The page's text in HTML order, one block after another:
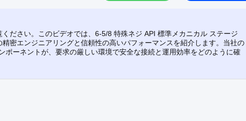
ださい。このビデオでは、6-5/8 特殊ネジ API 標準メカニカル ステージ
密エンジニアリングと信頼性の高いパフォーマンスを紹介します。当社の
ポーネントが、要求の厳しい環境で安全な接続と運用効率をどのように確